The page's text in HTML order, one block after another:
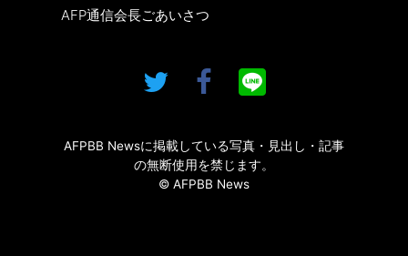
AFP通信会長ごあいさつ
AFPBB Newsに掲載している写真・見出し・記事
の無断使用を禁じます。
© AFPBB News